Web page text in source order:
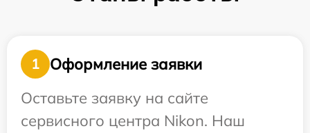
1
Оформление заявки
Оставьте заявку на сайте
сервисного центра Nikon. Наш